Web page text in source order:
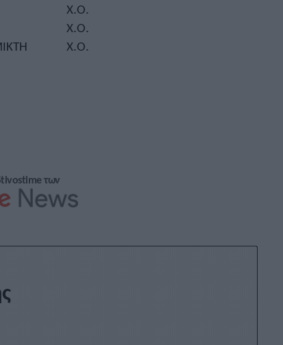
Χ.Ο.
Χ.Ο.
Χ.Ο.
των